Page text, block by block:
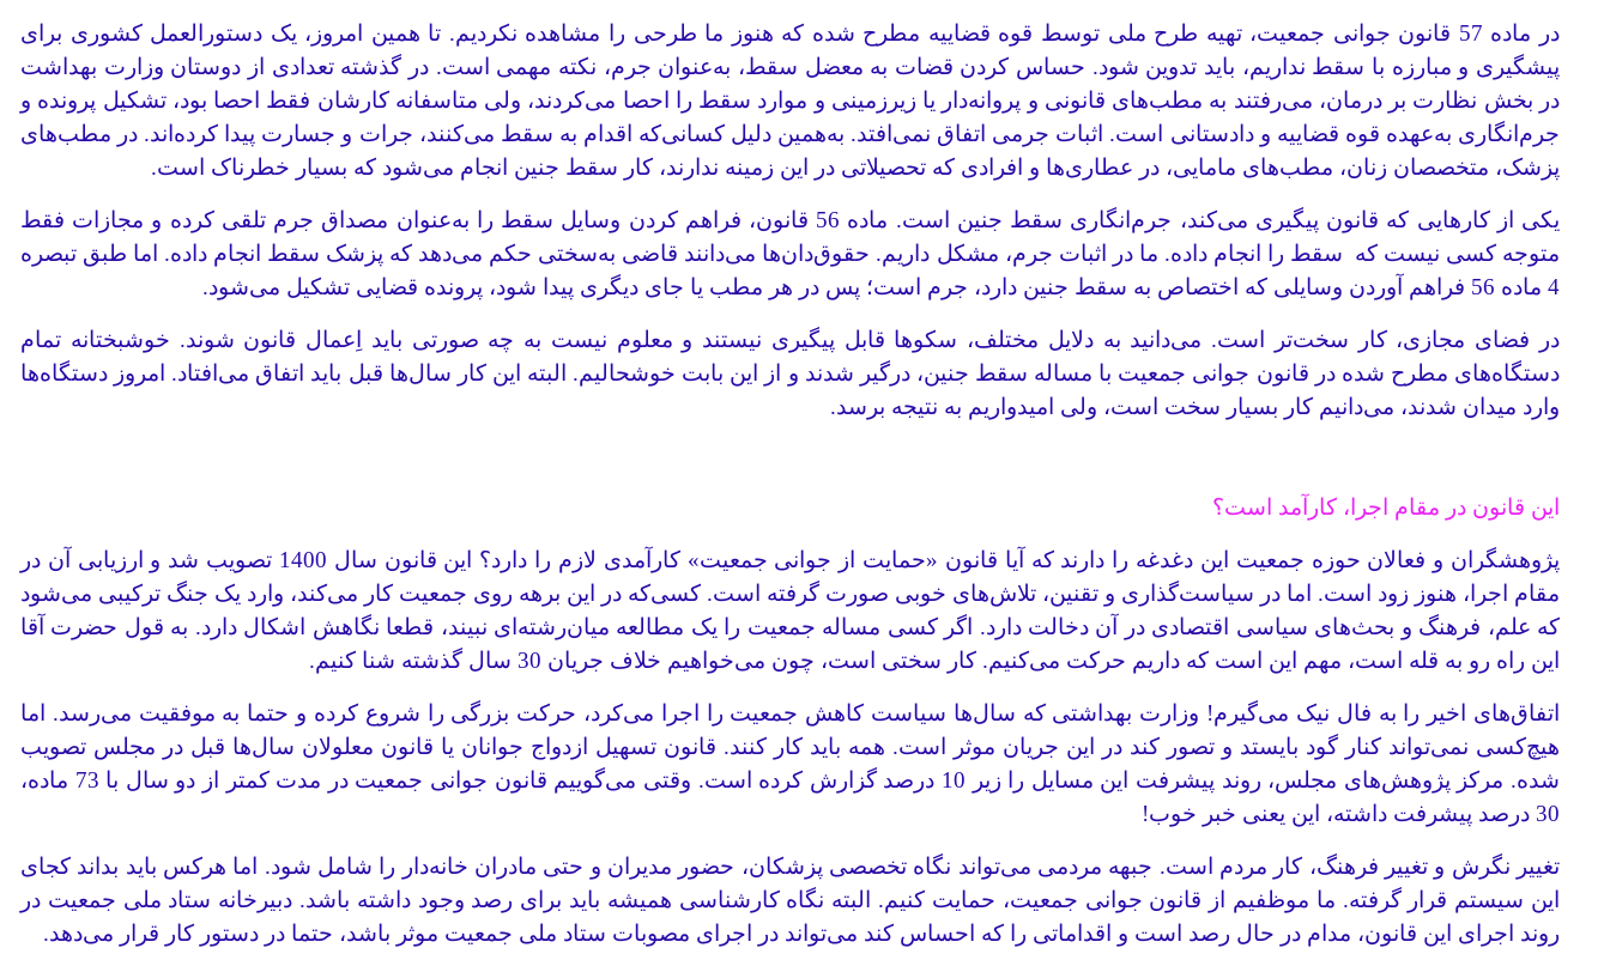
در ماده 57 قانون جوانی جمعیت، تهیه طرح ملی توسط قوه قضاییه مطرح شده که هنوز ما طرحی را مشاهده نکردیم. تا همین امروز، یک دستورالعمل کشوری برای
پیشگیری و مبارزه با سقط نداریم، باید تدوین شود. حساس کردن قضات به معضل سقط، به‌عنوان جرم، نکته مهمی است. در گذشته تعدادی از دوستان وزارت بهداشت
در بخش نظارت بر درمان، می‌رفتند به مطب‌های قانونی و پروانه‌دار یا زیرزمینی و موارد سقط را احصا می‌کردند، ولی متاسفانه کارشان فقط احصا بود، تشکیل پرونده و
جرم‌انگاری به‌عهده قوه قضاییه و دادستانی است. اثبات جرمی اتفاق نمی‌افتد. به‌همین دلیل کسانی‌که اقدام به سقط می‌کنند، جرات و جسارت پیدا کرده‌اند. در مطب‌های
پزشک، متخصصان زنان، مطب‌های مامایی، در عطاری‌ها و افرادی که تحصیلاتی در این زمینه ندارند، کار سقط جنین انجام می‌شود که بسیار خطرناک است.
یکی از کارهایی که قانون پیگیری می‌کند، جرم‌انگاری سقط جنین است. ماده 56 قانون، فراهم کردن وسایل سقط را به‌عنوان مصداق جرم تلقی کرده و مجازات فقط
متوجه کسی نیست که سقط را انجام داده. ما در اثبات جرم، مشکل داریم. حقوق‌دان‌ها می‌دانند قاضی به‌سختی حکم می‌دهد که پزشک سقط انجام داده. اما طبق تبصره
4 ماده 56 فراهم آوردن وسایلی که اختصاص به سقط جنین دارد، جرم است؛ پس در هر مطب یا جای دیگری پیدا شود، پرونده قضایی تشکیل می‌شود.
در فضای مجازی، کار سخت‌تر است. می‌دانید به دلایل مختلف، سکوها قابل پیگیری نیستند و معلوم نیست به چه صورتی باید اِعمال قانون شوند. خوشبختانه تمام
دستگاه‌های مطرح شده در قانون جوانی جمعیت با مساله سقط جنین، درگیر شدند و از این بابت خوشحالیم. البته این کار سال‌ها قبل باید اتفاق می‌افتاد. امروز دستگاه‌ها
وارد میدان شدند، می‌دانیم کار بسیار سخت است، ولی امیدواریم به نتیجه برسد.
این قانون در مقام اجرا، کارآمد است؟
پژوهشگران و فعالان حوزه جمعیت این دغدغه را دارند که آیا قانون «حمایت از جوانی جمعیت» کارآمدی لازم را دارد؟ این قانون سال 1400 تصویب شد و ارزیابی آن در
مقام اجرا، هنوز زود است. اما در سیاست‌گذاری و تقنین، تلاش‌های خوبی صورت گرفته است. کسی‌که در این برهه روی جمعیت کار می‌کند، وارد یک جنگ ترکیبی می‌شود
که علم، فرهنگ و بحث‌های سیاسی اقتصادی در آن دخالت دارد. اگر کسی مساله جمعیت را یک مطالعه میان‌رشته‌ای نبیند، قطعا نگاهش اشکال دارد. به قول حضرت آقا
این راه رو به قله است، مهم این است که داریم حرکت می‌کنیم. کار سختی است، چون می‌خواهیم خلاف جریان 30 سال گذشته شنا کنیم.
اتفاق‌های اخیر را به فال نیک می‌گیرم! وزارت بهداشتی که سال‌ها سیاست‌ کاهش جمعیت را اجرا می‌کرد، حرکت بزرگی را شروع کرده و حتما به موفقیت می‌رسد. اما
هیچ‌کسی نمی‌تواند کنار گود بایستد و تصور کند در این جریان موثر است. همه باید کار کنند. قانون تسهیل ازدواج جوانان یا قانون معلولان سال‌ها قبل در مجلس تصویب
شده. مرکز پژوهش‌های مجلس، روند پیشرفت این مسایل را زیر 10 درصد گزارش کرده است. وقتی می‌گوییم قانون جوانی جمعیت در مدت کمتر از دو سال با 73 ماده،
30 درصد پیشرفت داشته، این یعنی خبر خوب!
تغییر نگرش و تغییر فرهنگ، کار مردم است. جبهه‌ مردمی می‌تواند نگاه تخصصی پزشکان، حضور مدیران و حتی مادران خانه‌دار را شامل شود. اما هرکس باید بداند کجای
این سیستم قرار گرفته. ما موظفیم از قانون جوانی جمعیت، حمایت کنیم. البته نگاه کارشناسی همیشه باید برای رصد وجود داشته باشد. دبیرخانه ستاد ملی جمعیت در
روند اجرای این قانون، مدام در حال رصد است و اقداماتی را که احساس کند می‌تواند در اجرای مصوبات ستاد ملی جمعیت موثر باشد، حتما در دستور کار قرار می‌دهد.